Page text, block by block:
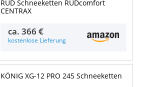
RUD Schneeketten RUDcomfort
CENTRAX
ca.366 €
kostenlose Lieferung
KÖNIG XG-12 PRO 245 Schneeketten